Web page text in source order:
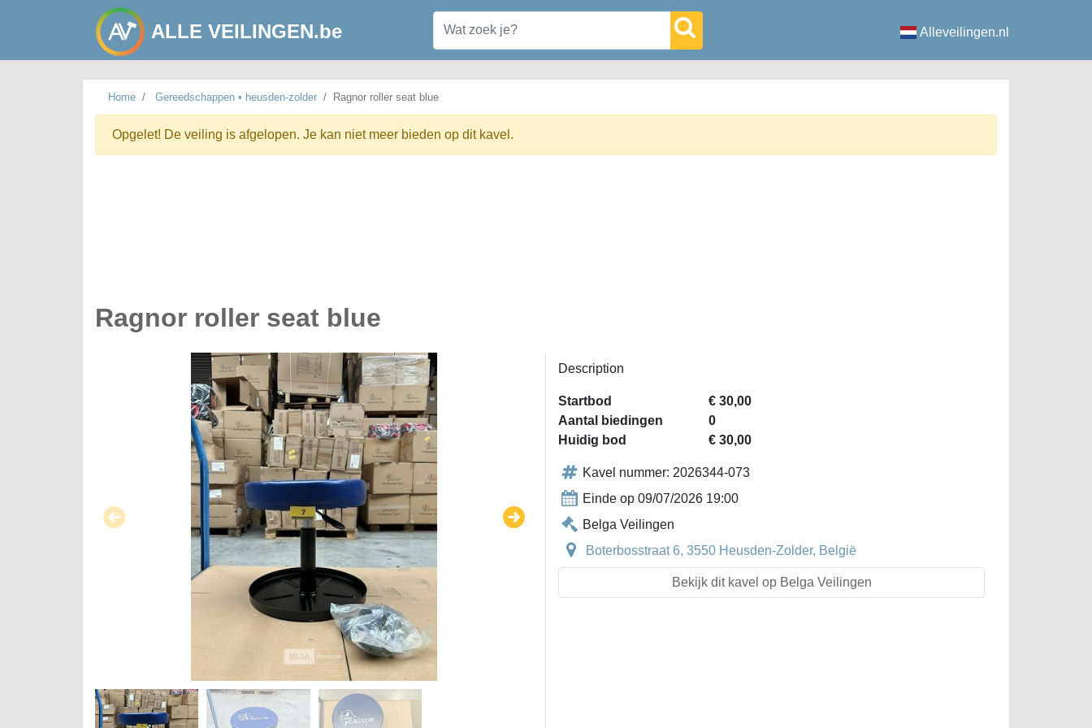
ALLE VEILINGEN.be Alleveilingen.nl
Home Gereedschappen • heusden-zolder Ragnor roller seat blue
Opgelet! De veiling is afgelopen. Je kan niet meer bieden op dit kavel.
Ragnor roller seat blue
Description
Startbod
€ 30,00
Aantal biedingen
0
Huidig bod
€ 30,00
Kavel nummer: 2026344-073
Einde op 09/07/2026 19:00
Belga Veilingen
Boterbosstraat 6, 3550 Heusden-Zolder, België
Bekijk dit kavel op Belga Veilingen